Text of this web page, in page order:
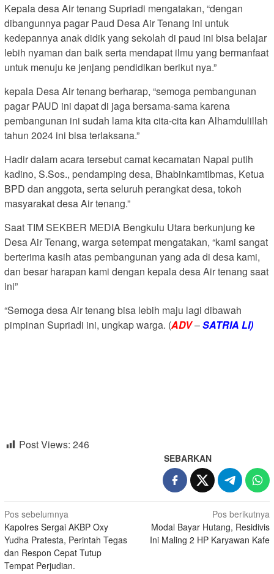
Kepala desa Air tenang Supriadi mengatakan, “dengan
dibangunnya pagar Paud Desa Air Tenang ini untuk
kedepannya anak didik yang sekolah di paud ini bisa belajar
lebih nyaman dan baik serta mendapat ilmu yang bermanfaat
untuk menuju ke jenjang pendidikan berikut nya.”
kepala Desa Air tenang berharap, “semoga pembangunan
pagar PAUD ini dapat di jaga bersama-sama karena
pembangunan ini sudah lama kita cita-cita kan Alhamdulillah
tahun 2024 ini bisa terlaksana.”
Hadir dalam acara tersebut camat kecamatan Napal putih
kadino, S.Sos., pendamping desa, Bhabinkamtibmas, Ketua
BPD dan anggota, serta seluruh perangkat desa, tokoh
masyarakat desa Air tenang.”
Saat TIM SEKBER MEDIA Bengkulu Utara berkunjung ke
Desa Air Tenang, warga setempat mengatakan, “kami sangat
berterima kasih atas pembangunan yang ada di desa kami,
dan besar harapan kami dengan kepala desa Air tenang saat
ini”
“Semoga desa Air tenang bisa lebih maju lagi dibawah
pimpinan Supriadi ini, ungkap warga. (ADV–SATRIA LI)
Post Views: 246
SEBARKAN
Navigasi
pos
Pos sebelumnya
Kapolres Sergai AKBP Oxy
Yudha Pratesta, Perintah Tegas
dan Respon Cepat Tutup
Tempat Perjudian.
Pos berikutnya
Modal Bayar Hutang, Residivis
Ini Maling 2 HP Karyawan Kafe